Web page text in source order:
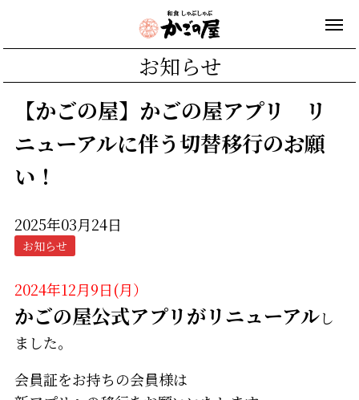
お知らせ
【かごの屋】かごの屋アプリ リ
ニューアルに伴う切替移行のお願
い！
2025年03月24日
お知らせ
2024年12月9日(月）
かごの屋公式アプリがリニューアルし
ました。
会員証をお持ちの会員様は